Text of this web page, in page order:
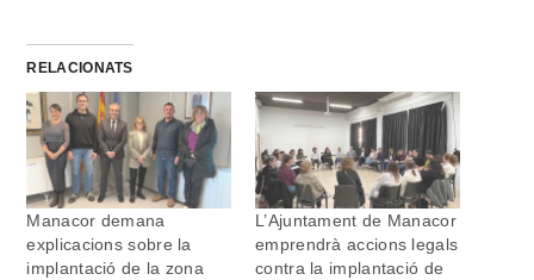
RELACIONATS
Manacor demana
explicacions sobre la
implantació de la zona
L’Ajuntament de Manacor
emprendrà accions legals
contra la implantació de